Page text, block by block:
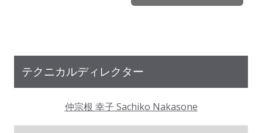
テクニカルディレクター
仲宗根 幸子 Sachiko Nakasone